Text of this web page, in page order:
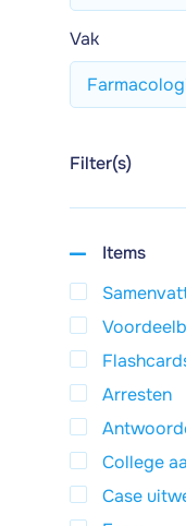
Vak
Filter(s)
Items
Arresten
College
Case